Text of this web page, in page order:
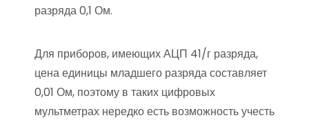
разряда 0,1 Ом.
Для приборов, имеющих АЦП 41/г разряда,
цена единицы младшего разряда составляет
0,01 Ом, поэтому в таких цифровых
мультметрах нередко есть возможность учесть